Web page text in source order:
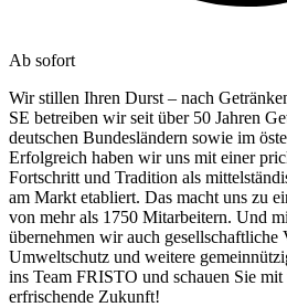
Ab sofort
Wir stillen Ihren Durst – nach
SE betreiben wir seit über 50 Jahren
deutschen Bundesländern sowie im
Erfolgreich haben wir uns mit einer
Fortschritt und Tradition als
am Markt etabliert. Das macht uns zu
von mehr als 1750 Mitarbeitern. Und
übernehmen wir auch
Umweltschutz und weitere
ins Team FRISTO und schauen Sie mit
erfrischende Zukunft!